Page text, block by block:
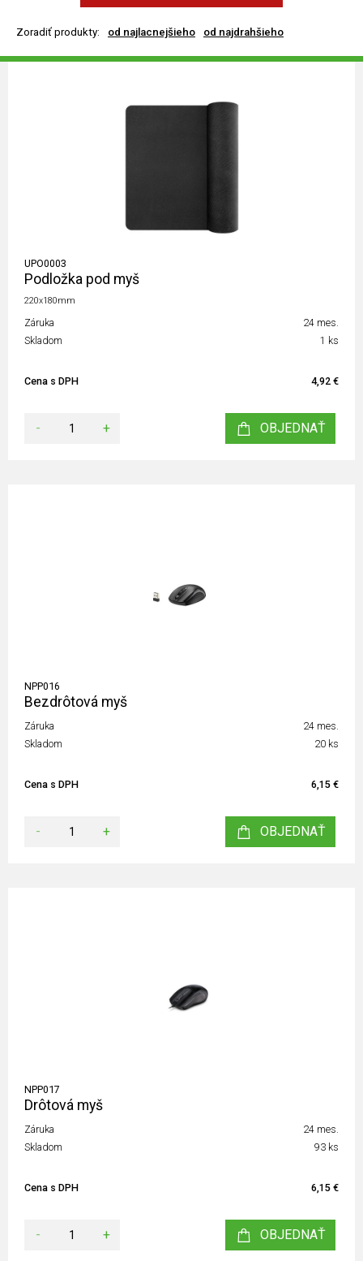
Zoradiť produkty: od najlacnejšieho od najdrahšieho
UPO0003
Podložka pod myš
220x180mm
Záruka
24 mes.
Skladom
1 ks
Cena s DPH 4,92 €
- + OBJEDNAŤ
NPP016
Bezdrôtová myš
Záruka
24 mes.
Skladom
20 ks
Cena s DPH 6,15 €
- + OBJEDNAŤ
NPP017
Drôtová myš
Záruka
24 mes.
Skladom
93 ks
Cena s DPH 6,15 €
- + OBJEDNAŤ